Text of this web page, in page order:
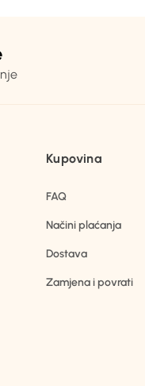
Kupovina
FAQ
Načini plaćanja
Dostava
Zamjena i povrati